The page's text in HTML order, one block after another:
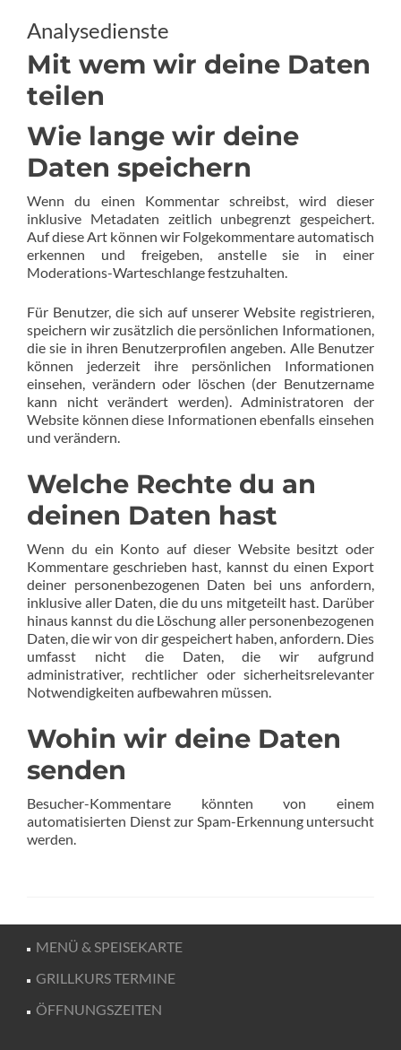
Analysedienste
Mit wem wir deine Daten
teilen
Wie lange wir deine
Daten speichern
Wenn du einen Kommentar schreibst, wird dieser
inklusive Metadaten zeitlich unbegrenzt gespeichert.
Auf diese Art können wir Folgekommentare automatisch
erkennen und freigeben, anstelle sie in einer
Moderations-Warteschlange festzuhalten.
Für Benutzer, die sich auf unserer Website registrieren,
speichern wir zusätzlich die persönlichen Informationen,
die sie in ihren Benutzerprofilen angeben. Alle Benutzer
können jederzeit ihre persönlichen Informationen
einsehen, verändern oder löschen (der Benutzername
kann nicht verändert werden). Administratoren der
Website können diese Informationen ebenfalls einsehen
und verändern.
Welche Rechte du an
deinen Daten hast
Wenn du ein Konto auf dieser Website besitzt oder
Kommentare geschrieben hast, kannst du einen Export
deiner personenbezogenen Daten bei uns anfordern,
inklusive aller Daten, die du uns mitgeteilt hast. Darüber
hinaus kannst du die Löschung aller personenbezogenen
Daten, die wir von dir gespeichert haben, anfordern. Dies
umfasst nicht die Daten, die wir aufgrund
administrativer, rechtlicher oder sicherheitsrelevanter
Notwendigkeiten aufbewahren müssen.
Wohin wir deine Daten
senden
Besucher-Kommentare könnten von einem
automatisierten Dienst zur Spam-Erkennung untersucht
werden.
MENÜ & SPEISEKARTE
GRILLKURS TERMINE
ÖFFNUNGSZEITEN